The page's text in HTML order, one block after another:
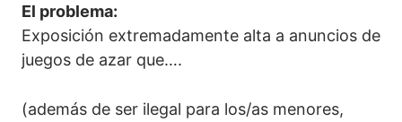
El problema:
Exposición extremadamente alta a anuncios de
juegos de azar que….
(además de ser ilegal para los/as menores,